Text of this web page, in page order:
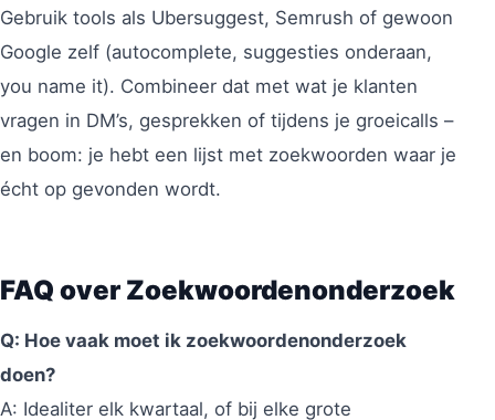
Gebruik tools als Ubersuggest, Semrush of gewoon
Google zelf (autocomplete, suggesties onderaan,
you name it). Combineer dat met wat je klanten
vragen in DM’s, gesprekken of tijdens je groeicalls –
en boom: je hebt een lijst met zoekwoorden waar je
écht op gevonden wordt.
FAQ over Zoekwoordenonderzoek
Q: Hoe vaak moet ik zoekwoordenonderzoek
doen?
A: Idealiter elk kwartaal, of bij elke grote